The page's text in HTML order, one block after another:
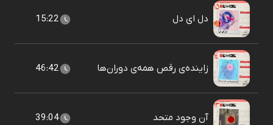
دل ای دل 15:22
زاينده‌ی رقص همه‌ی دوران‌ها 46:42
آن وجود متحد 39:04